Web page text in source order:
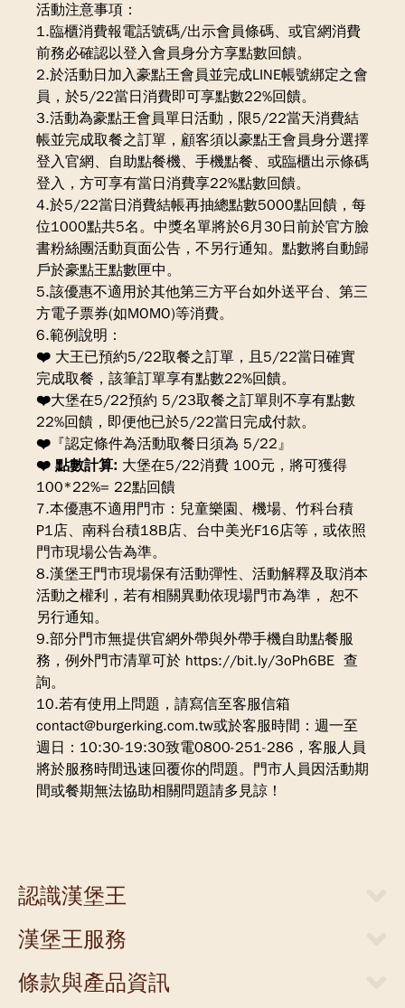
活動注意事項：
1.臨櫃消費報電話號碼/出示會員條碼、或官網消費
前務必確認以登入會員身分方享點數回饋。
2.於活動日加入豪點王會員並完成LINE帳號綁定之會
員，於5/22當日消費即可享點數22%回饋。
3.活動為豪點王會員單日活動，限5/22當天消費結
帳並完成取餐之訂單，顧客須以豪點王會員身分選擇
登入官網、自助點餐機、手機點餐、或臨櫃出示條碼
登入，方可享有當日消費享22%點數回饋。
4.於5/22當日消費結帳再抽總點數5000點回饋，每
位1000點共5名。中獎名單將於6月30日前於官方臉
書粉絲團活動頁面公告，不另行通知。點數將自動歸
戶於豪點王點數匣中。
5.該優惠不適用於其他第三方平台如外送平台、第三
方電子票券(如MOMO)等消費。
6.範例說明：
❤️ 大王已預約5/22取餐之訂單，且5/22當日確實
完成取餐，該筆訂單享有點數22%回饋。
❤️大堡在5/22預約 5/23取餐之訂單則不享有點數
22%回饋，即便他已於5/22當日完成付款。
❤️ 『認定條件為活動取餐日須為 5/22』
❤️ 點數計算: 大堡在5/22消費 100元，將可獲得
100*22%= 22點回饋
7.本優惠不適用門市：兒童樂園、機場、竹科台積
P1店、南科台積18B店、台中美光F16店等，或依照
門市現場公告為準。
8.漢堡王門市現場保有活動彈性、活動解釋及取消本
活動之權利，若有相關異動依現場門市為準， 恕不
另行通知。
9.部分門市無提供官網外帶與外帶手機自助點餐服
務，例外門市清單可於 https://bit.ly/3oPh6BE 查
詢。
10.若有使用上問題，請寫信至客服信箱
contact@burgerking.com.tw或於客服時間：週一至
週日：10:30-19:30致電0800-251-286，客服人員
將於服務時間迅速回覆你的問題。門市人員因活動期
間或餐期無法協助相關問題請多見諒！
認識漢堡王
關於漢堡王
新聞中心
人才招募
漢堡王服務
當期優惠券
外送服務
條款與產品資訊